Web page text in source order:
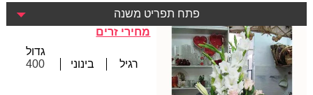
פתח תפריט משנה
מחירי זרים
רגיל בינוני
גדול
400